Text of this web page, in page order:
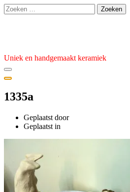
Ga
naar
Zoeken
naar:
Uniek en handgemaakt keramiek
1335a
Geplaatst door
Geplaatst
november
2025
Geplaatst in